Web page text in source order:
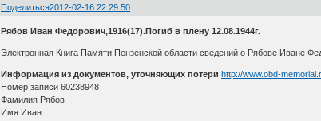
Поделиться2012-02-16 22:29:50
Рябов Иван Федорович,1916(17).Погиб в плену 12.08.1944г.
Электронная Книга Памяти Пензенской области сведений о Рябове Иване
Информация из документов, уточняющих потери http://www.obd-
Номер записи 60238948
Фамилия Рябов
Имя Иван